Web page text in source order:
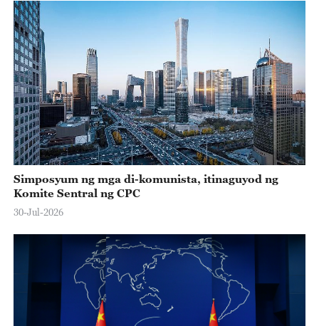
Simposyum ng mga di-komunista, itinaguyod ng
Komite Sentral ng CPC
30-Jul-2026